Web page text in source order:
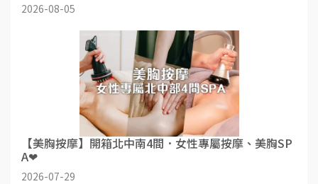
2026-08-05
【美胸按摩】開箱北中南4間．女性專屬按摩、美胸SP
A❤
2026-07-29